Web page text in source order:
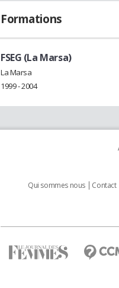
Formations
FSEG (La Marsa)
La Marsa
1999 - 2004
Qui sommes nous Contact